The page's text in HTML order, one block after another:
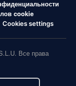
cookie
Cookies settings
Все права